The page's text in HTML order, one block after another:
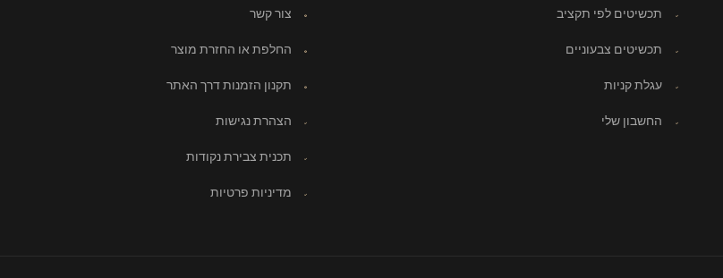
תכשיטים לפי תקציב
תכשיטים צבעוניים
עגלת קניות
החשבון שלי
צור קשר
החלפת או החזרת מוצר
תקנון הזמנות דרך האתר
הצהרת נגישות
תכנית צבירת נקודות
מדיניות פרטיות